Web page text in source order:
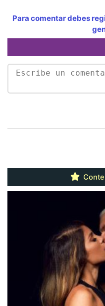
Para comentar debes